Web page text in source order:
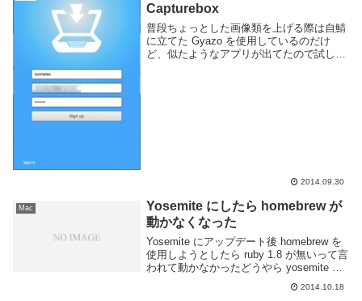
Capturebox
普段ちょっとした画像類を上げる際は自鯖
に立てた Gyazo を使用しているのだけ
ど、似たようなアプリが出てたので試して
2014.09.30
Mac
Yosemite にしたら homebrew が
動かなくなった
Yosemite にアップデート後 homebrew を
使用しようとしたら ruby 1.8 が無いって言
われて動かなかったどうやら yosemite で
は ruby 1.8 が無くなったようだ。ruby 2.0
が代わりに入っている。以下...
2014.10.18